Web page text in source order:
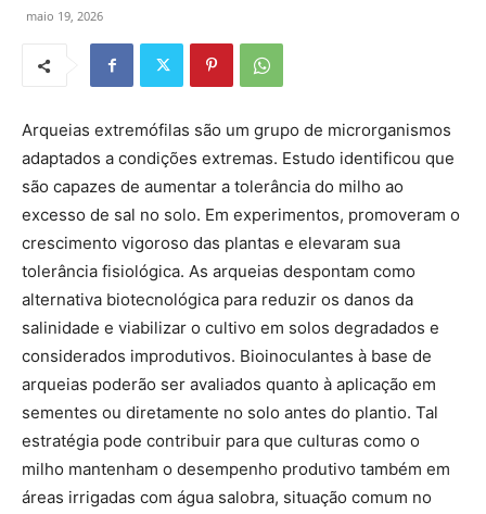
maio 19, 2026
Arqueias extremófilas são um grupo de microrganismos
adaptados a condições extremas. Estudo identificou que
são capazes de aumentar a tolerância do milho ao
excesso de sal no solo. Em experimentos, promoveram o
crescimento vigoroso das plantas e elevaram sua
tolerância fisiológica. As arqueias despontam como
alternativa biotecnológica para reduzir os danos da
salinidade e viabilizar o cultivo em solos degradados e
considerados improdutivos. Bioinoculantes à base de
arqueias poderão ser avaliados quanto à aplicação em
sementes ou diretamente no solo antes do plantio. Tal
estratégia pode contribuir para que culturas como o
milho mantenham o desempenho produtivo também em
áreas irrigadas com água salobra, situação comum no